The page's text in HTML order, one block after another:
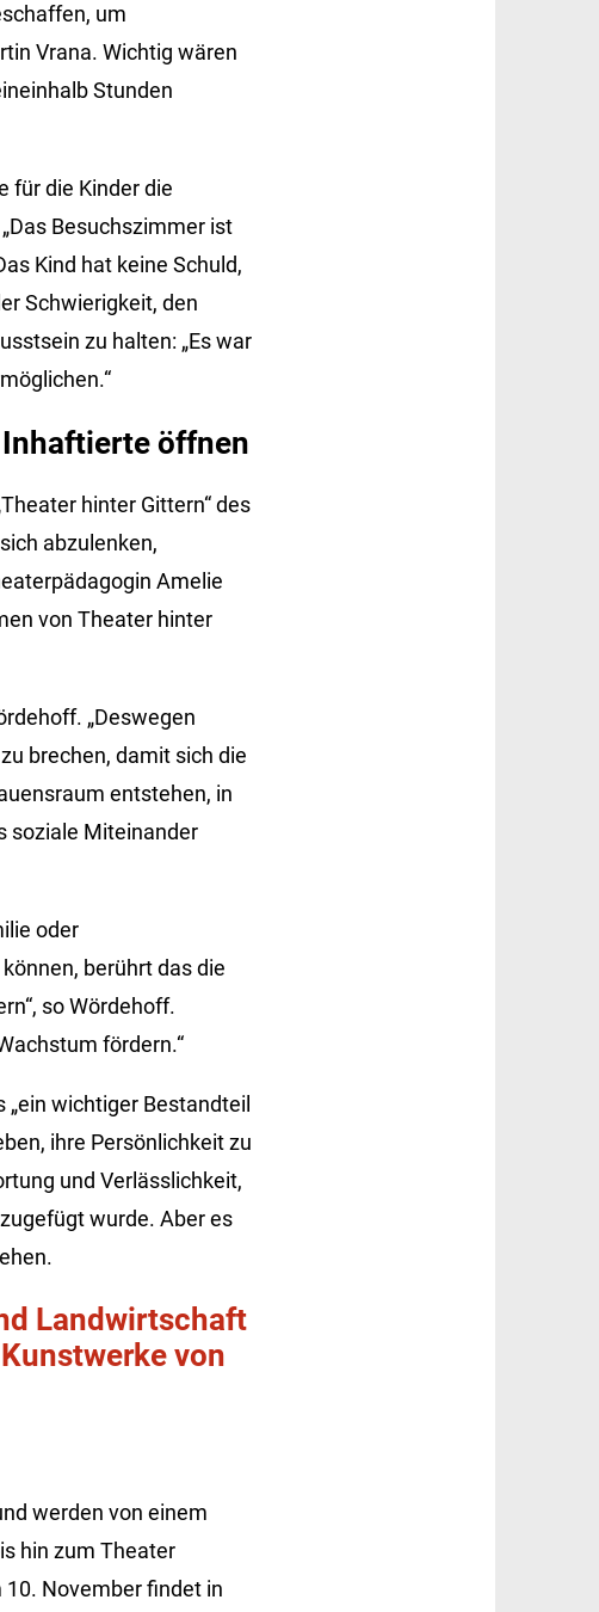
um
Vrana. Wichtig wären
Stunden
für die Kinder die
Besuchszimmer ist
Kind hat keine Schuld,
Schwierigkeit, den
zu halten: „Es war
öffnen
hinter Gittern“ des
abzulenken,
Amelie
von Theater hinter
„Deswegen
brechen, damit sich die
entstehen, in
soziale Miteinander
oder
berührt das die
so Wördehoff.
fördern.“
wichtiger Bestandteil
ihre Persönlichkeit zu
und Verlässlichkeit,
wurde. Aber es
Landwirtschaft
von
werden von einem
hin zum Theater
10. November findet in